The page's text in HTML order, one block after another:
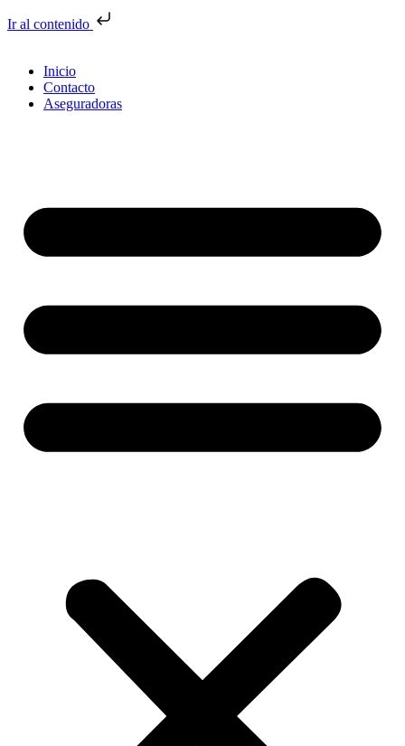
Ir al contenido
Inicio
Contacto
Aseguradoras